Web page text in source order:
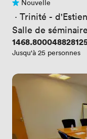
Pas encore d'avis
Nouvelle
· Trinité -
Salle de séminaire
Prix
Jusqu'à 25 personnes